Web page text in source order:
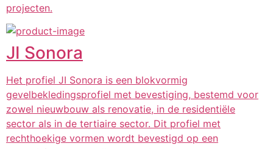
projecten.
JI Sonora
Het profiel JI Sonora is een blokvormig
gevelbekledingsprofiel met bevestiging, bestemd voor
zowel nieuwbouw als renovatie, in de residentiële
sector als in de tertiaire sector. Dit profiel met
rechthoekige vormen wordt bevestigd op een